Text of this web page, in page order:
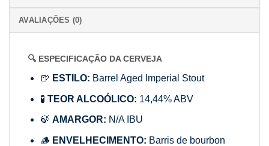
AVALIAÇÕES (0)
🔍 ESPECIFICAÇÃO DA CERVEJA
🍺 ESTILO: Barrel Aged Imperial Stout
🧪 TEOR ALCOÓLICO: 14,44% ABV
🍃 AMARGOR: N/A IBU
🪵 ENVELHECIMENTO: Barris de bourbon